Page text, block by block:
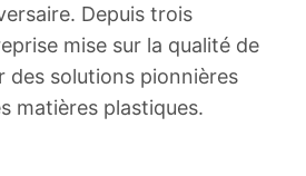
Depuis trois
mise sur la qualité de
des solutions pionnières
matières plastiques.